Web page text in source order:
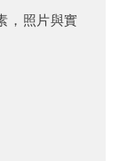
，照片與實